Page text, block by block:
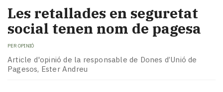
Les retallades en seguretat
social tenen nom de pagesa
PER OPINIÓ
Article d'opinió de la responsable de Dones d’Unió de
Pagesos, Ester Andreu